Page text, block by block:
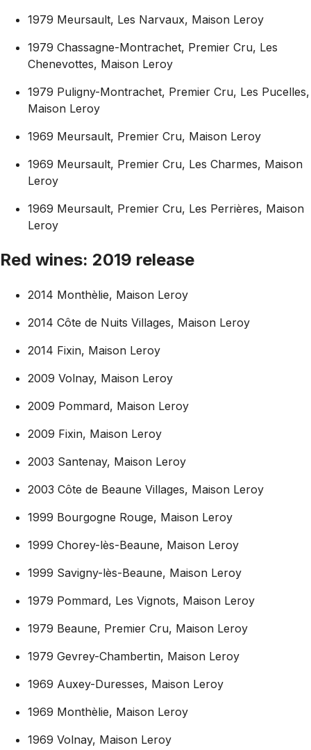
1979 Meursault, Les Narvaux, Maison Leroy
1979 Chassagne-Montrachet, Premier Cru, Les
Chenevottes, Maison Leroy
1979 Puligny-Montrachet, Premier Cru, Les Pucelles,
Maison Leroy
1969 Meursault, Premier Cru, Maison Leroy
1969 Meursault, Premier Cru, Les Charmes, Maison
Leroy
1969 Meursault, Premier Cru, Les Perrières, Maison
Leroy
Red wines: 2019 release
2014 Monthèlie, Maison Leroy
2014 Côte de Nuits Villages, Maison Leroy
2014 Fixin, Maison Leroy
2009 Volnay, Maison Leroy
2009 Pommard, Maison Leroy
2009 Fixin, Maison Leroy
2003 Santenay, Maison Leroy
2003 Côte de Beaune Villages, Maison Leroy
1999 Bourgogne Rouge, Maison Leroy
1999 Chorey-lès-Beaune, Maison Leroy
1999 Savigny-lès-Beaune, Maison Leroy
1979 Pommard, Les Vignots, Maison Leroy
1979 Beaune, Premier Cru, Maison Leroy
1979 Gevrey-Chambertin, Maison Leroy
1969 Auxey-Duresses, Maison Leroy
1969 Monthèlie, Maison Leroy
1969 Volnay, Maison Leroy